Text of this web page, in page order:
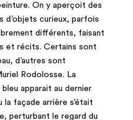
On y aperçoit des
d’objets curieux, parfois
différents, faisant
et récits. Certains sont
d’autres sont
Rodolosse. La
apparait au dernier
façade arrière s’était
perturbant le regard du